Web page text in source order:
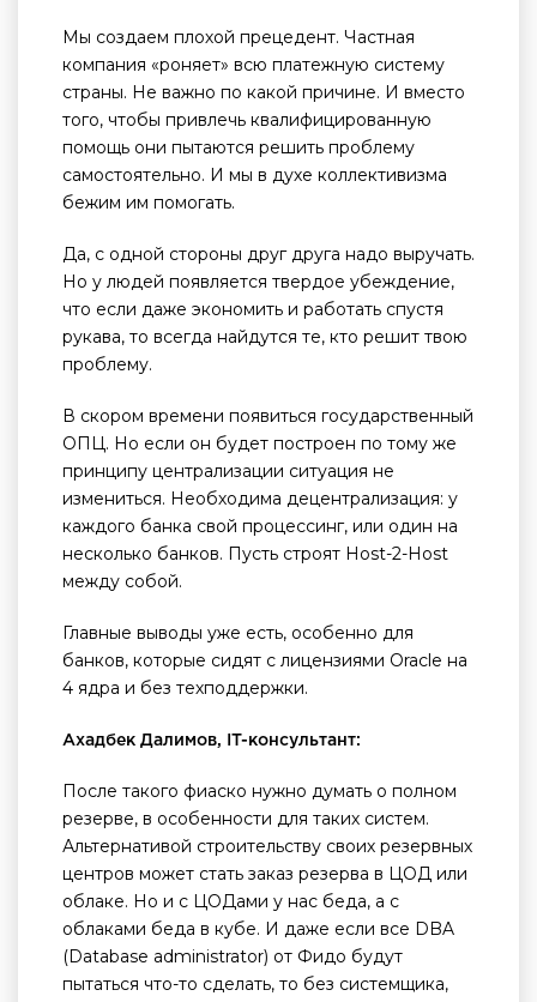
Мы создаем плохой прецедент. Частная
компания «роняет» всю платежную систему
страны. Не важно по какой причине. И вместо
того, чтобы привлечь квалифицированную
помощь они пытаются решить проблему
самостоятельно. И мы в духе коллективизма
бежим им помогать.
Да, с одной стороны друг друга надо выручать.
Но у людей появляется твердое убеждение,
что если даже экономить и работать спустя
рукава, то всегда найдутся те, кто решит твою
проблему.
В скором времени появиться государственный
ОПЦ. Но если он будет построен по тому же
принципу централизации ситуация не
измениться. Необходима децентрализация: у
каждого банка свой процессинг, или один на
несколько банков. Пусть строят Host-2-Host
между собой.
Главные выводы уже есть, особенно для
банков, которые сидят с лицензиями Oracle на
4 ядра и без техподдержки.
Ахадбек Далимов, IT-консультант:
После такого фиаско нужно думать о полном
резерве, в особенности для таких систем.
Альтернативой строительству своих резервных
центров может стать заказ резерва в ЦОД или
облаке. Но и с ЦОДами у нас беда, а с
облаками беда в кубе. И даже если все DBA
(Database administrator) от Фидо будут
пытаться что-то сделать, то без системщика,